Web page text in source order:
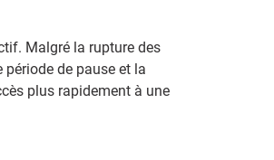
Malgré la rupture des
de pause et la
plus rapidement à une